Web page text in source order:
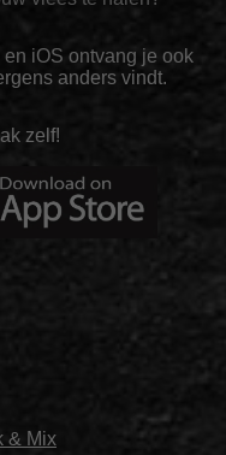
iOS ontvang je ook
anders vindt.
zelf!
& Mix